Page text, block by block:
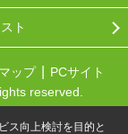
ト
ップ
PCサイト
reserved.
ス向上検討を目的と